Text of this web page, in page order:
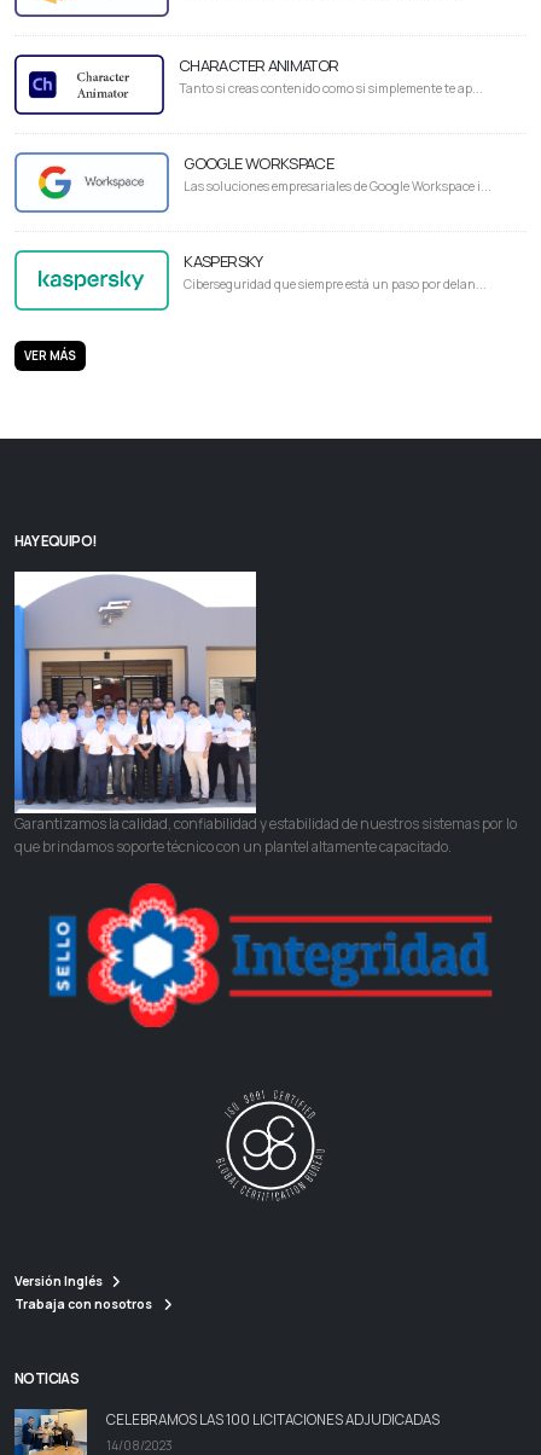
CHARACTER ANIMATOR
Tanto si creas contenido como si simplemente te ap...
GOOGLE WORKSPACE
Las soluciones empresariales de Google Workspace i...
KASPERSKY
Ciberseguridad que siempre está un paso por delan...
VER MÁS
HAY EQUIPO!
Garantizamos la calidad, confiabilidad y estabilidad de nuestros sistemas por lo
que brindamos soporte técnico con un plantel altamente capacitado.
Versión Inglés
Trabaja con nosotros
NOTICIAS
CELEBRAMOS LAS 100 LICITACIONES ADJUDICADAS
14/08/2023